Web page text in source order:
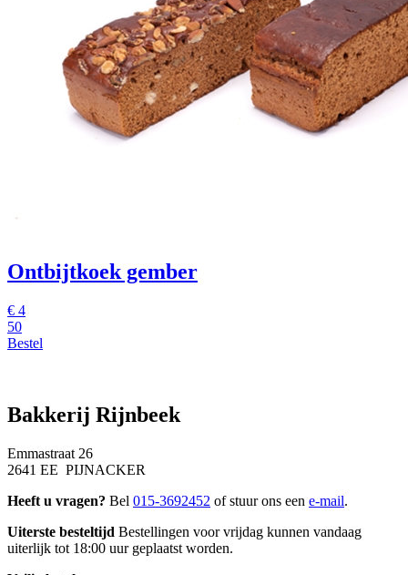
Ontbijtkoek gember
€ 4
50
Bestel
Bakkerij Rijnbeek
Emmastraat 26
2641 EE PIJNACKER
Heeft u vragen? Bel 015-3692452 of stuur ons een e-mail.
Uiterste besteltijd Bestellingen voor vrijdag kunnen vandaag
uiterlijk tot 18:00 uur geplaatst worden.